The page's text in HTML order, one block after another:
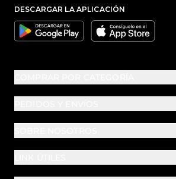
DESCARGAR LA APLICACIÓN
Google Apple